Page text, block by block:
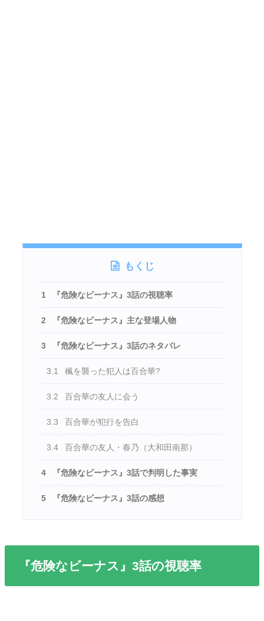
もくじ
1 『危険なビーナス』3話の視聴率
2 『危険なビーナス』主な登場人物
3 『危険なビーナス』3話のネタバレ
3.1 楓を襲った犯人は百合華?
3.2 百合華の友人に会う
3.3 百合華が犯行を告白
3.4 百合華の友人・春乃（大和田南那）
4 『危険なビーナス』3話で判明した事実
5 『危険なビーナス』3話の感想
『危険なビーナス』3話の視聴率